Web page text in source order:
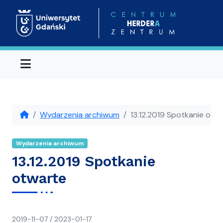
Menu
Wydarzenia archiwum 13.12.2019 Spotkanie
Wydarzenia archiwum
13.12.2019 Spotkanie
otwarte
2019-11-07 / 2023-01-17